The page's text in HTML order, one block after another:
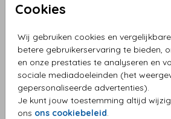
Cookies
Wij gebruiken cookies en
betere gebruikerservaring te bieden,
en onze prestaties te analyseren en
sociale mediadoeleinden (het
gepersonaliseerde advertenties).
Je kunt jouw toestemming altijd
ons ons cookiebeleid.
788 - Kraftlabel folie
Helaas is dit product tijdelijk
Heb je vragen? Neem dan contact
OMSCHRIJVING
x